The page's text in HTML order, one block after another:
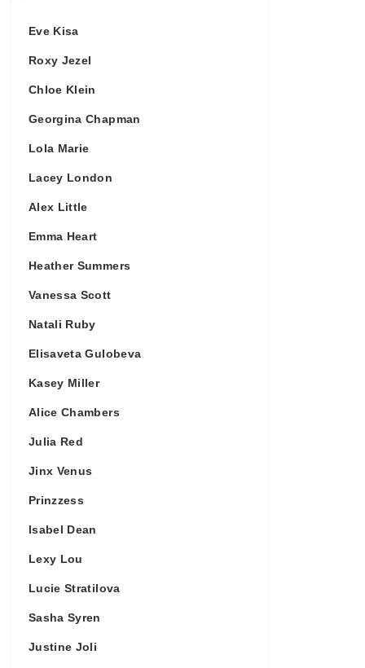
Eve Kisa
Roxy Jezel
Chloe Klein
Georgina Chapman
Lola Marie
Lacey London
Alex Little
Emma Heart
Heather Summers
Vanessa Scott
Natali Ruby
Elisaveta Gulobeva
Kasey Miller
Alice Chambers
Julia Red
Jinx Venus
Prinzzess
Isabel Dean
Lexy Lou
Lucie Stratilova
Sasha Syren
Justine Joli